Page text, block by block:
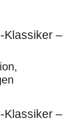
Klassiker –
Klassiker –